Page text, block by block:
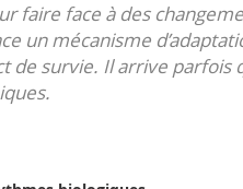
faire face à des
un mécanisme
de survie. Il arrive parfois